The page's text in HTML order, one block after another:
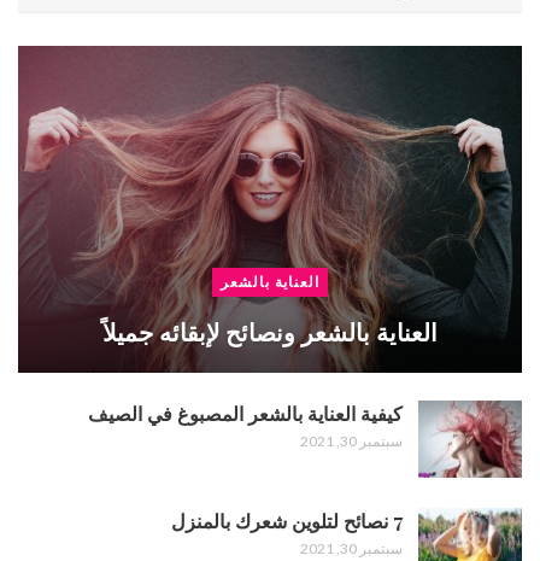
العناية بالشعر
العناية بالشعر ونصائح لإبقائه جميلاً
كيفية العناية بالشعر المصبوغ في الصيف
سبتمبر 30, 2021
7 نصائح لتلوين شعرك بالمنزل
سبتمبر 30, 2021